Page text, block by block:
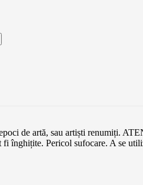
de artă, sau artiști renumiți.
Pericol sufocare. A se